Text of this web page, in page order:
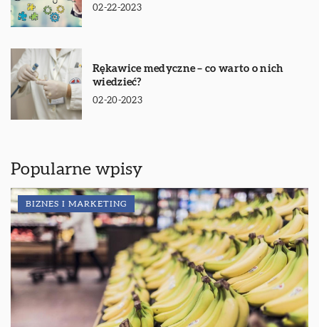
02-22-2023
Rękawice medyczne – co warto o nich
wiedzieć?
02-20-2023
Popularne wpisy
BIZNES I MARKETING